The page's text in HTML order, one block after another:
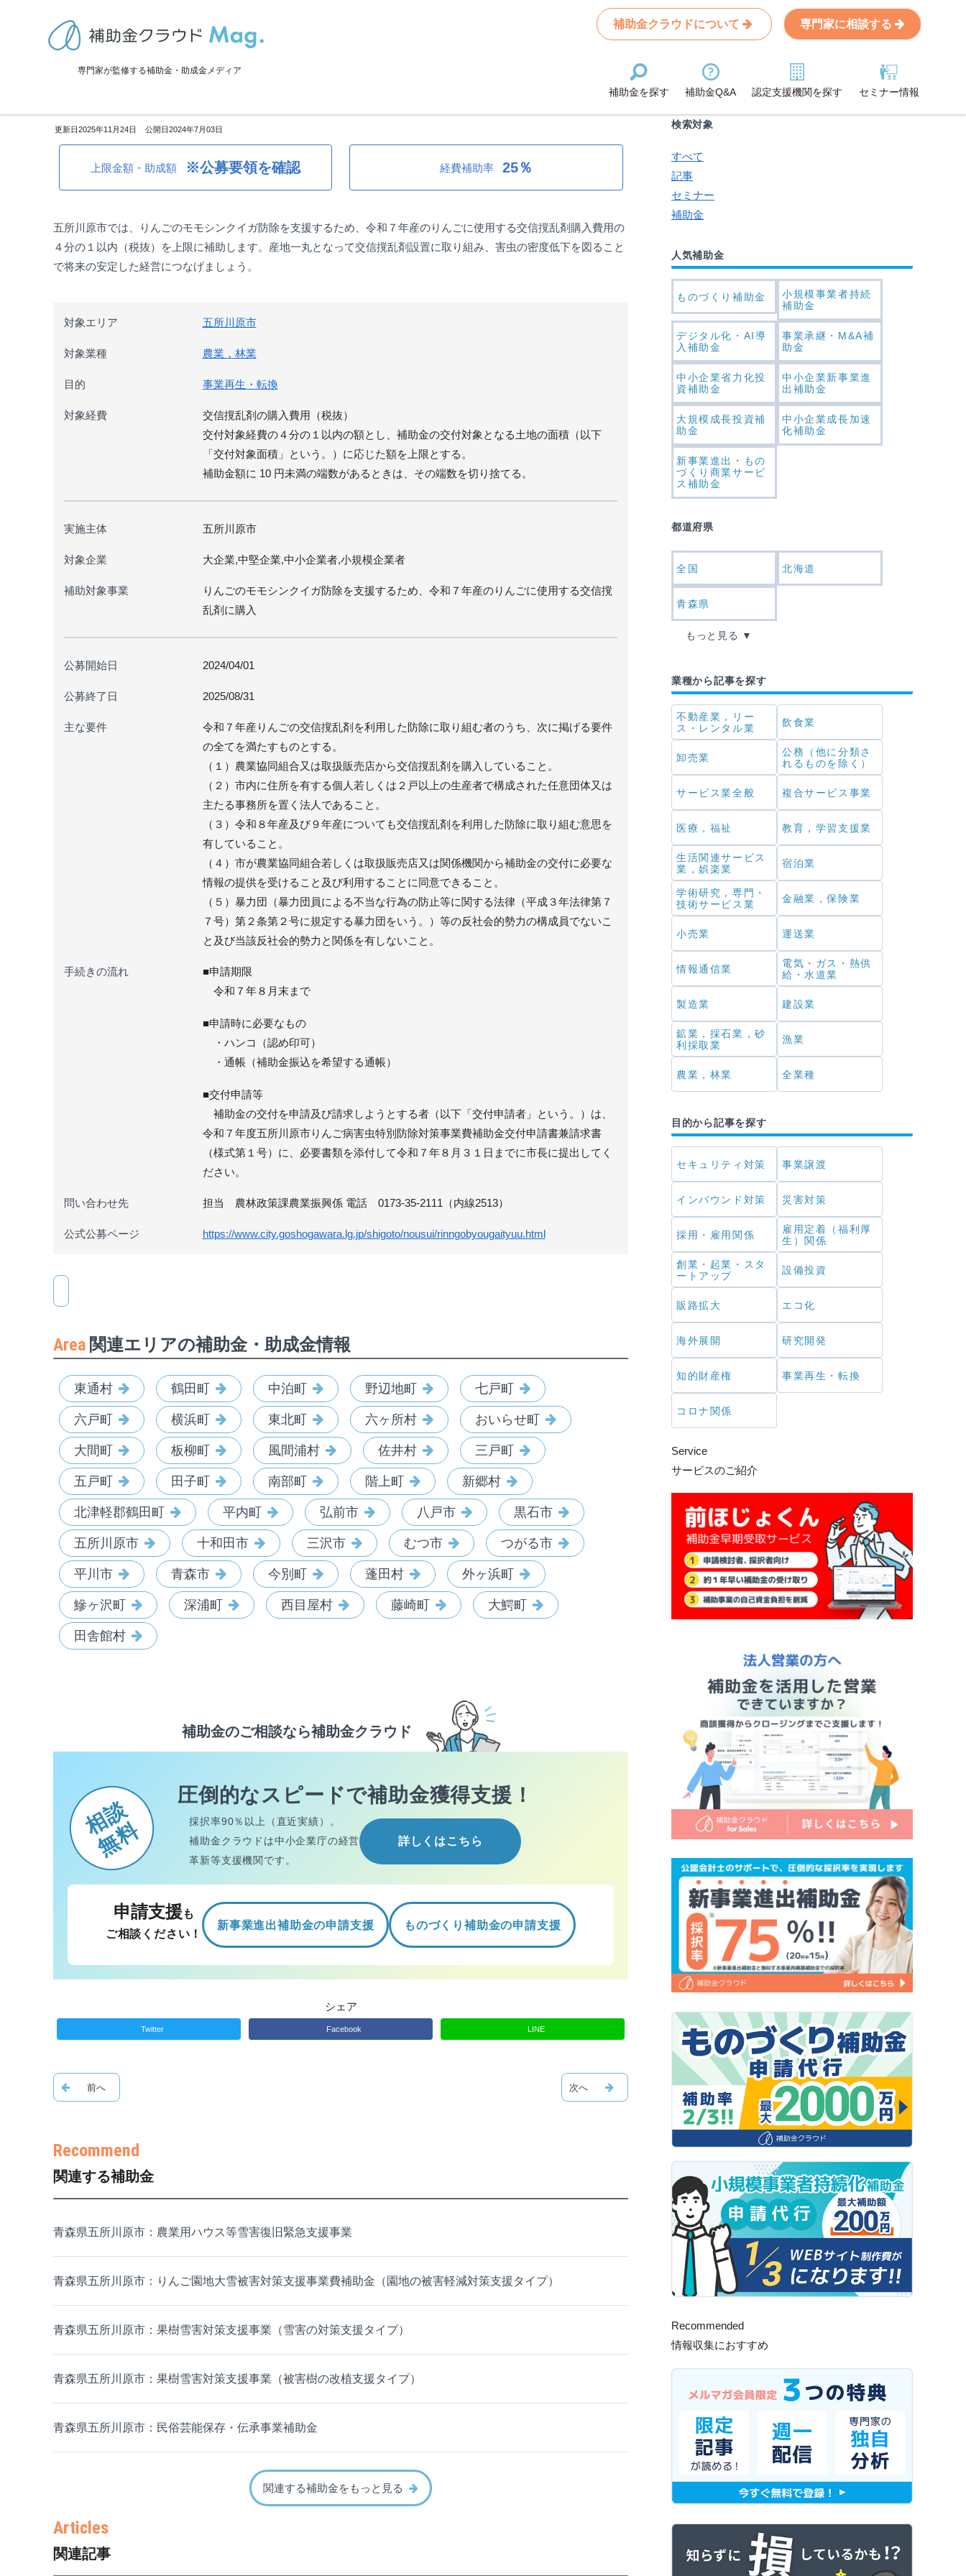
専門家が監修する補助金・助成金メディア
補助金クラウドについて 専門家に相談する
補助金を探す 補助金Q&A 認定支援機関を探す セミナー情報
>補助金・助成金詳細
2025年11月24日 2024年7月03日
上限金額・助成額 ※公募要領を確認 経費補助率 25％
五所川原市では、りんごのモモシンクイガ防除を支援するため、令和７年産のりんごに使用する交信撹乱剤購入費用の
４分の１以内（税抜）を上限に補助します。産地一丸となって交信撹乱剤設置に取り組み、害虫の密度低下を図ること
で将来の安定した経営につなげましょう。
対象エリア 五所川原市
対象業種 農業，林業
目的 事業再生・転換
対象経費
交信撹乱剤の購入費用（税抜）
交付対象経費の４分の１以内の額とし、補助金の交付対象となる土地の面積（以下
「交付対象面積」という。）に応じた額を上限とする。
補助金額に 10 円未満の端数があるときは、その端数を切り捨てる。
実施主体 五所川原市
対象企業 大企業,中堅企業,中小企業者,小規模企業者
補助対象事業
りんごのモモシンクイガ防除を支援するため、令和７年産のりんごに使用する交信撹
乱剤に購入
公募開始日 2024/04/01
公募終了日 2025/08/31
主な要件
令和７年産りんごの交信撹乱剤を利用した防除に取り組む者のうち、次に掲げる要件
の全てを満たすものとする。
（１）農業協同組合又は取扱販売店から交信撹乱剤を購入していること。
（２）市内に住所を有する個人若しくは２戸以上の生産者で構成された任意団体又は
主たる事務所を置く法人であること。
（３）令和８年産及び９年産についても交信撹乱剤を利用した防除に取り組む意思を
有していること。
（４）市が農業協同組合若しくは取扱販売店又は関係機関から補助金の交付に必要な
情報の提供を受けること及び利用することに同意できること。
（５）暴力団（暴力団員による不当な行為の防止等に関する法律（平成３年法律第７
７号）第２条第２号に規定する暴力団をいう。）等の反社会的勢力の構成員でないこ
と及び当該反社会的勢力と関係を有しないこと。
手続きの流れ
■申請期限
令和７年８月末まで
■申請時に必要なもの
・ハンコ（認め印可）
・通帳（補助金振込を希望する通帳）
■交付申請等
補助金の交付を申請及び請求しようとする者（以下「交付申請者」という。）は、
令和７年度五所川原市りんご病害虫特別防除対策事業費補助金交付申請書兼請求書
（様式第１号）に、必要書類を添付して令和７年８月３１日までに市長に提出してく
ださい。
問い合わせ先 担当 農林政策課農業振興係 電話 0173-35-2111（内線2513）
公式公募ページ https://www.city.goshogawara.lg.jp/shigoto/nousui/rinngobyougaityuu.html
Area 関連エリアの補助金・助成金情報
東通村 鶴田町 中泊町 野辺地町 七戸町
六戸町 横浜町 東北町 六ヶ所村 おいらせ町
大間町 板柳町 風間浦村 佐井村 三戸町
五戸町 田子町 南部町 階上町 新郷村
北津軽郡鶴田町 平内町 弘前市 八戸市 黒石市
五所川原市 十和田市 三沢市 むつ市 つがる市
平川市 青森市 今別町 蓬田村 外ヶ浜町
鰺ヶ沢町 深浦町 西目屋村 藤崎町 大鰐町
田舎館村
補助金のご相談なら補助金クラウド
相談
無料
圧倒的なスピードで補助金獲得支援！
採択率90％以上（直近実績）。
補助金クラウドは中小企業庁の経営
革新等支援機関です。
詳しくはこちら
申請支援 も
ご相談ください！
新事業進出補助金の申請支援 ものづくり補助金の申請支援
シェア
Twitter Facebook LINE
関連する補助金
青森県五所川原市：農業用ハウス等雪害復旧緊急支援事業
青森県五所川原市：りんご園地大雪被害対策支援事業費補助金（園地の被害軽減対策支援タイプ）
青森県五所川原市：果樹雪害対策支援事業（雪害の対策支援タイプ）
青森県五所川原市：果樹雪害対策支援事業（被害樹の改植支援タイプ）
青森県五所川原市：民俗芸能保存・伝承事業補助金
関連する補助金をもっと見る
関連記事
Search
条件から記事を探す
検索対象
すべて
記事
セミナー
補助金
人気補助金
ものづくり補助金
小規模事業者持続
補助金
デジタル化・AI導
入補助金
事業承継・M&A補
助金
中小企業省力化投
資補助金
中小企業新事業進
出補助金
大規模成長投資補
助金
中小企業成長加速
化補助金
新事業進出・もの
づくり商業サービ
ス補助金
都道府県
全国 北海道
青森県
もっと見る
業種から記事を探す
不動産業，リー
ス・レンタル業
飲食業
卸売業
公務（他に分類さ
れるものを除く）
サービス業全般 複合サービス事業
医療，福祉 教育，学習支援業
生活関連サービス
業，娯楽業
宿泊業
学術研究，専門・
技術サービス業
金融業，保険業
小売業 運送業
情報通信業
電気・ガス・熱供
給・水道業
製造業 建設業
鉱業，採石業，砂
利採取業
漁業
農業，林業 全業種
目的から記事を探す
セキュリティ対策 事業譲渡
インバウンド対策 災害対策
採用・雇用関係
雇用定着（福利厚
生）関係
創業・起業・スタ
ートアップ
設備投資
販路拡大 エコ化
海外展開 研究開発
知的財産権 事業再生・転換
コロナ関係
Service
サービスのご紹介
Recommended
情報収集におすすめ